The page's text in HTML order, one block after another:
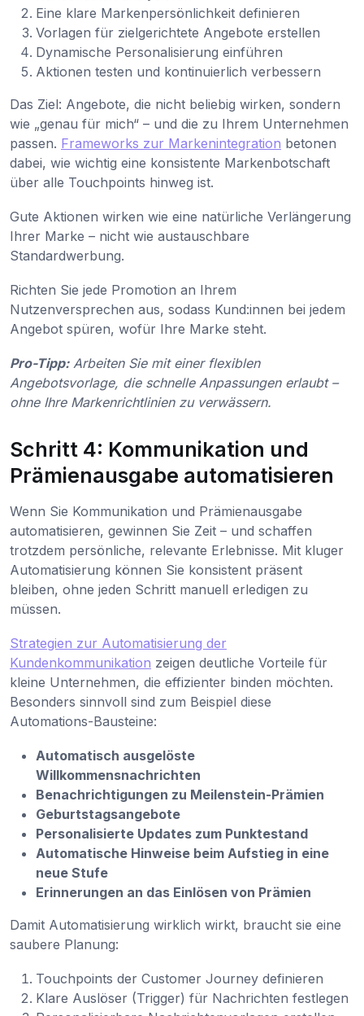
Eine klare Markenpersönlichkeit definieren
Vorlagen für zielgerichtete Angebote erstellen
Dynamische Personalisierung einführen
Aktionen testen und kontinuierlich verbessern
Das Ziel: Angebote, die nicht beliebig wirken, sondern
wie „genau für mich“ – und die zu Ihrem Unternehmen
passen. Frameworks zur Markenintegration betonen
dabei, wie wichtig eine konsistente Markenbotschaft
über alle Touchpoints hinweg ist.
Gute Aktionen wirken wie eine natürliche Verlängerung
Ihrer Marke – nicht wie austauschbare
Standardwerbung.
Richten Sie jede Promotion an Ihrem
Nutzenversprechen aus, sodass Kund:innen bei jedem
Angebot spüren, wofür Ihre Marke steht.
Pro-Tipp: Arbeiten Sie mit einer flexiblen
Angebotsvorlage, die schnelle Anpassungen erlaubt –
ohne Ihre Markenrichtlinien zu verwässern.
Schritt 4: Kommunikation und
Prämienausgabe automatisieren
Wenn Sie Kommunikation und Prämienausgabe
automatisieren, gewinnen Sie Zeit – und schaffen
trotzdem persönliche, relevante Erlebnisse. Mit kluger
Automatisierung können Sie konsistent präsent
bleiben, ohne jeden Schritt manuell erledigen zu
müssen.
Strategien zur Automatisierung der
Kundenkommunikation zeigen deutliche Vorteile für
kleine Unternehmen, die effizienter binden möchten.
Besonders sinnvoll sind zum Beispiel diese
Automations-Bausteine:
Automatisch ausgelöste
Willkommensnachrichten
Benachrichtigungen zu Meilenstein-Prämien
Geburtstagsangebote
Personalisierte Updates zum Punktestand
Automatische Hinweise beim Aufstieg in eine
neue Stufe
Erinnerungen an das Einlösen von Prämien
Damit Automatisierung wirklich wirkt, braucht sie eine
saubere Planung:
Touchpoints der Customer Journey definieren
Klare Auslöser (Trigger) für Nachrichten festlegen